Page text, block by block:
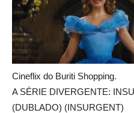
Cineflix do Buriti Shopping.
A SÉRIE DIVERGENTE:
(DUBLADO) (INSURGENT)